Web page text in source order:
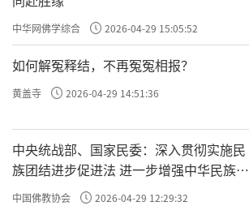
中华网佛学综合 2026-04-29 15:05:52
如何解冤释结，不再冤冤相报？
黄盖寺 2026-04-29 14:51:36
中央统战部、国家民委：深入贯彻实施民
族团结进步促进法 进一步增强中华民族凝
聚力向心力
中国佛教协会 2026-04-29 12:29:32